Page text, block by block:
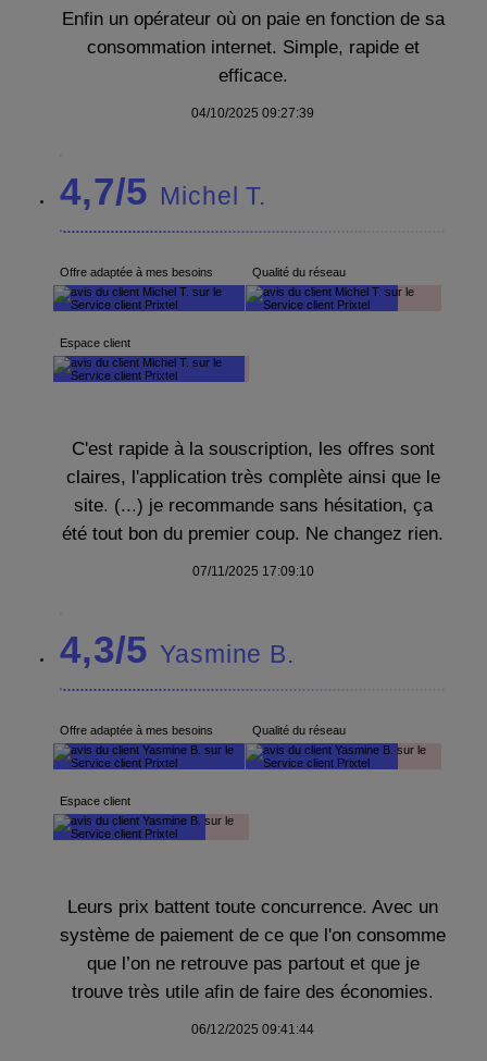
Enfin un opérateur où on paie en fonction de sa
consommation internet. Simple, rapide et
efficace.
04/10/2025 09:27:39
4,7/5 Michel T.
Offre adaptée à mes besoins Qualité du réseau
Espace client
C'est rapide à la souscription, les offres sont
claires, l'application très complète ainsi que le
site. (...) je recommande sans hésitation, ça
été tout bon du premier coup. Ne changez rien.
07/11/2025 17:09:10
4,3/5 Yasmine B.
Offre adaptée à mes besoins Qualité du réseau
Espace client
Leurs prix battent toute concurrence. Avec un
système de paiement de ce que l'on consomme
que l’on ne retrouve pas partout et que je
trouve très utile afin de faire des économies.
06/12/2025 09:41:44